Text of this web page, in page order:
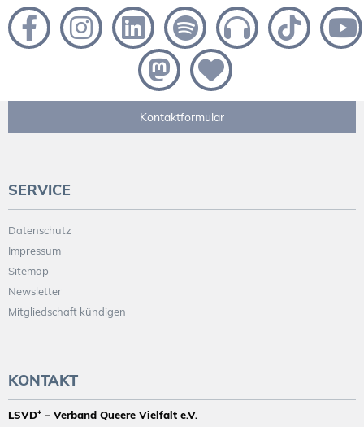
Kontaktformular
SERVICE
Datenschutz
Impressum
Sitemap
Newsletter
Mitgliedschaft kündigen
KONTAKT
LSVD⁺ – Verband Queere Vielfalt e.V.